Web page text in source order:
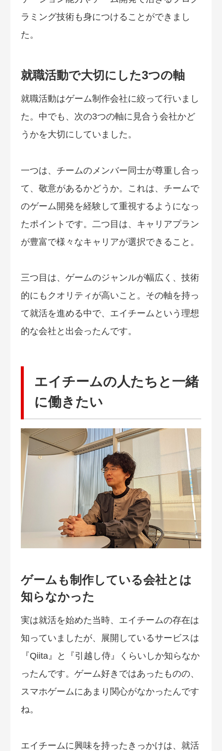
ラミング技術も身につけることができまし
た。
就職活動で大切にした3つの軸
就職活動はゲーム制作会社に絞って行いまし
た。中でも、次の3つの軸に見合う会社かど
うかを大切にしていました。
一つは、チームのメンバー同士が尊重し合っ
て、敬意があるかどうか。これは、チームで
のゲーム開発を経験して重視するようになっ
たポイントです。二つ目は、キャリアプラン
が豊富で様々なキャリアが選択できること。
三つ目は、ゲームのジャンルが幅広く、技術
的にもクオリティが高いこと。その軸を持っ
て就活を進める中で、エイチームという理想
的な会社と出会ったんです。
エイチームの人たちと一緒
に働きたい
ゲームも制作している会社とは
知らなかった
実は就活を始めた当時、エイチームの存在は
知っていましたが、展開しているサービスは
『Qiita』と『引越し侍』くらいしか知らなか
ったんです。ゲーム好きではあったものの、
スマホゲームにあまり関心がなかったんです
ね。
エイチームに興味を持ったきっかけは、就活